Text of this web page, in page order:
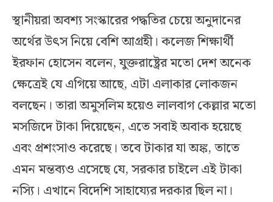
স্থানীয়রা অবশ্য সংস্কারের পদ্ধতির চেয়ে অনুদানের
অর্থের উৎস নিয়ে বেশি আগ্রহী। কলেজ শিক্ষার্থী
ইরফান হোসেন বলেন, যুক্তরাষ্ট্রের মতো দেশ অনেক
ক্ষেত্রেই যে এগিয়ে আছে, এটা এলাকার লোকজন
বলছেন। তারা অমুসলিম হয়েও লালবাগ কেল্লার মতো
মসজিদে টাকা দিয়েছেন, এতে সবাই অবাক হয়েছে
এবং প্রশংসাও করেছে। তবে টাকার যা অঙ্ক, তাতে
এমন মন্তব্যও এসেছে যে, সরকার চাইলে এই টাকা
নস্যি। এখানে বিদেশি সাহায্যের দরকার ছিল না।